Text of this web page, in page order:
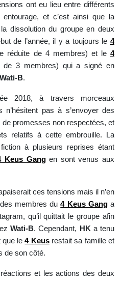
ont eu lieu entre différents
et c’est ainsi que la
dissolution du groupe en deux
de l’année, il y a toujours le 4
réduite de 4 membres) et le4
de 3 membres) qui a signé en
Wati-B.
2018, à travers morceaux
pas à s’envoyer des
de promesses non respectées, et
relatifs à cette embrouille. La
à plusieurs reprises étant
Keus Gang en sont venus aux
ces tensions mais il n’en
des membres du4 Keus Ganga
qu’il quittait le groupe afin
Wati-B. Cependant, HK a tenu
que le4 Keusrestait sa famille et
de son côté.
et les actions des deux